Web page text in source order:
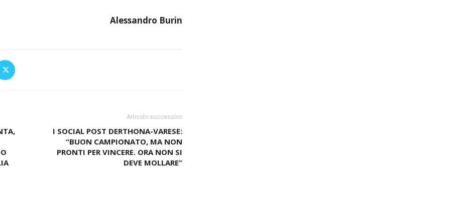
Alessandro Burin
Articolo successivo
I SOCIAL POST DERTHONA-VARESE:
“BUON CAMPIONATO, MA NON
PRONTI PER VINCERE. ORA NON SI
DEVE MOLLARE”